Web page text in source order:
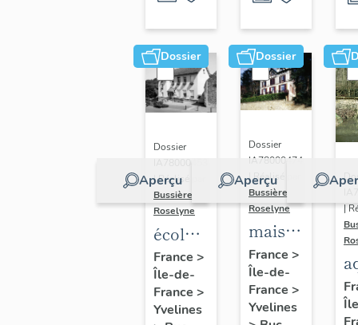
Dossier
Aperçu
Dossier
| Réalisé par
Bussière
Roselyne
école
primaire
de
filles,
France >
Île-de-
France >
Yvelines
Dossier
Aperçu
Dossier
IA78000474
| Réalisé par
Bussière
Roselyne
maison
dite
villa
Saint
Marie
France >
Île-de-
France >
Yvelines
|